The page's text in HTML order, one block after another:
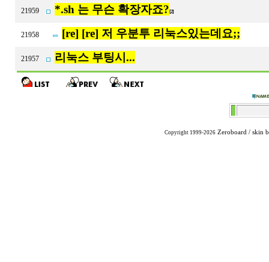
21959 *.sh 는 무슨 확장자죠? [2]
21958 [re] [re] 저 우분투 리눅스있는데요;;
21957 리눅스 부팅시...
Copyright 1999-2026 Zeroboard / skin